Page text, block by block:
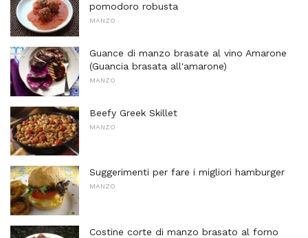
pomodoro robusta
MANZO
Guance di manzo brasate al vino Amarone
(Guancia brasata all'amarone)
MANZO
Beefy Greek Skillet
MANZO
Suggerimenti per fare i migliori hamburger
MANZO
Costine corte di manzo brasato al forno